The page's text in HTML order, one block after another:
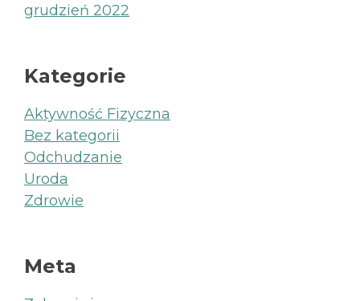
grudzień 2022
Kategorie
Aktywność Fizyczna
Bez kategorii
Odchudzanie
Uroda
Zdrowie
Meta